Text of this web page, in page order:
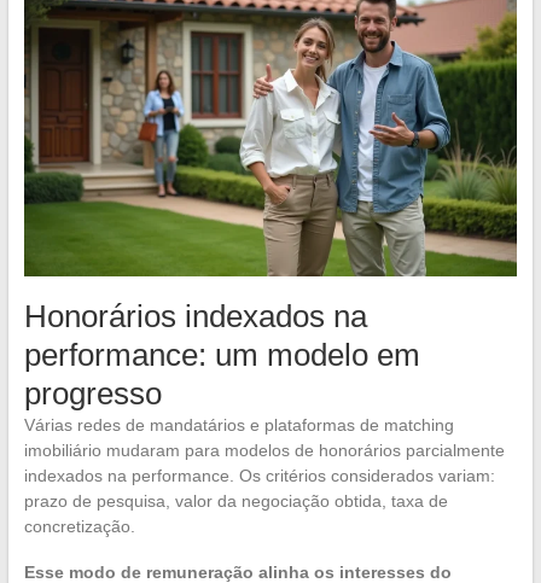
Honorários indexados na
performance: um modelo em
progresso
Várias redes de mandatários e plataformas de matching
imobiliário mudaram para modelos de honorários parcialmente
indexados na performance. Os critérios considerados variam:
prazo de pesquisa, valor da negociação obtida, taxa de
concretização.
Esse modo de remuneração alinha os interesses do